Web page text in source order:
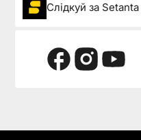
Слідкуй за Setanta